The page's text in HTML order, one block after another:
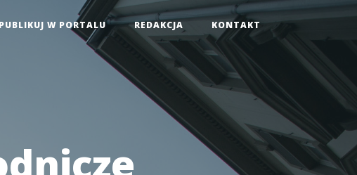
PUBLIKUJ W PORTALU REDAKCJA KONTAKT